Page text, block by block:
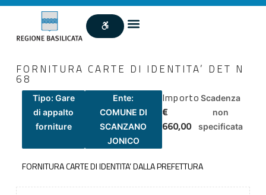
FORNITURA CARTE DI IDENTITA’ DET N
68
Tipo: Gare
di appalto
forniture
Ente:
COMUNE DI
SCANZANO
JONICO
Importo
€
660,00
Scadenza
non
specificata
FORNITURA CARTE DI IDENTITA’ DALLA PREFETTURA